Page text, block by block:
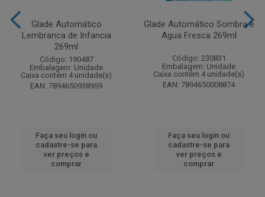
Glade Automático
Lembranca de Infancia
269ml
Código: 190487
Embalagem: Unidade
Caixa contém 4 unidade(s)
EAN: 7894650938959
Faça seu login ou
cadastre-se para
ver preços e
comprar
Glade Automático Sombra e
Agua Fresca 269ml
Código: 230831
Embalagem: Unidade
Caixa contém 4 unidade(s)
EAN: 7894650008874
Faça seu login ou
cadastre-se para
ver preços e
comprar